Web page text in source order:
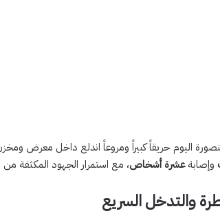
اليوم حريقاً كبيراً ومروعاً اندلع داخل معرض
وإصابةعشرة أشخاص، مع استمرار الجهود المكثفة
والتدخل السريع